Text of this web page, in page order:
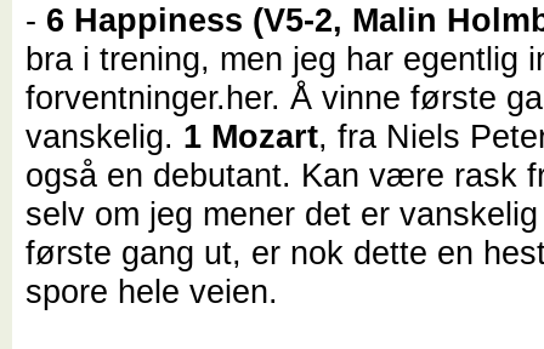
- 6 Happiness (V5-2, Malin
bra i trening, men jeg har egentlig
forventninger.her. Å vinne første
vanskelig. 1 Mozart, fra Niels
også en debutant. Kan være rask
selv om jeg mener det er
første gang ut, er nok dette en
spore hele veien.